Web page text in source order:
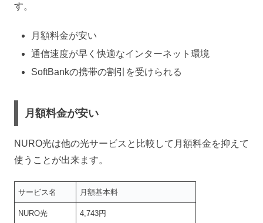
す。
月額料金が安い
通信速度が早く快適なインターネット環境
SoftBankの携帯の割引を受けられる
月額料金が安い
NURO光は他の光サービスと比較して月額料金を抑えて
使うことが出来ます。
サービス名 月額基本料
NURO光 4,743円